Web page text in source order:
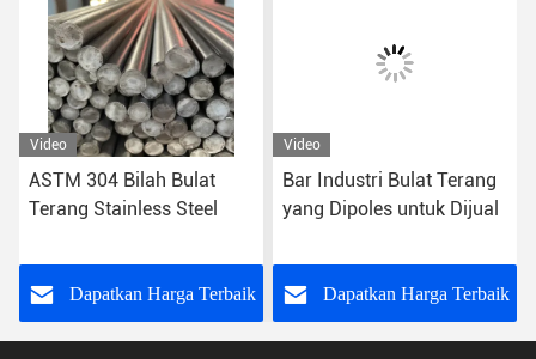
Video
ASTM 304 Bilah Bulat
Terang Stainless Steel
Dapatkan Harga Terbaik
Video
Bar Industri Bulat Terang
yang Dipoles untuk Dijual
Dapatkan Harga Terbaik